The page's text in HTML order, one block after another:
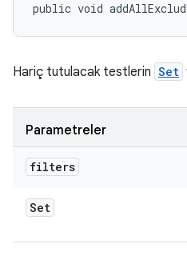
public void
Hariç tutulacak testlerin Set
Parametreler
filters
Set